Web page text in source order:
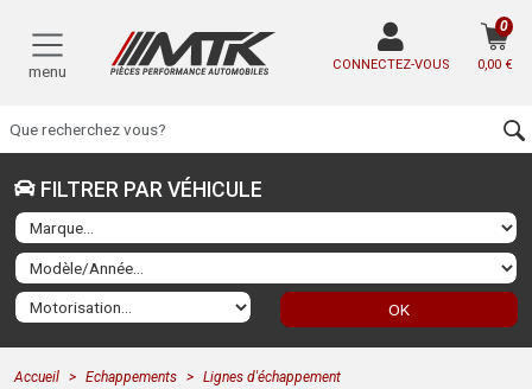
menu CONNECTEZ-VOUS 0,00 €
0
FILTRER PAR VÉHICULE
OK
Accueil Echappements
Lignes d'échappement